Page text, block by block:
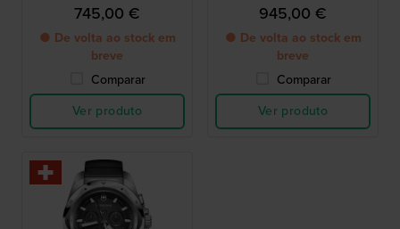
745,00 €
● De volta ao stock em
breve
Comparar
Ver produto
945,00 €
● De volta ao stock em
breve
Comparar
Ver produto